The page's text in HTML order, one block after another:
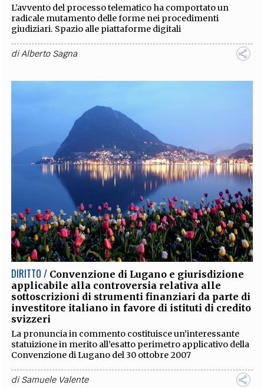
L’avvento del processo telematico ha comportato un
radicale mutamento delle forme nei procedimenti
giudiziari. Spazio alle piattaforme digitali
diAlberto Sagna
DIRITTO / Convenzione di Lugano e giurisdizione
applicabile alla controversia relativa alle
sottoscrizioni di strumenti finanziari da parte di
investitore italiano in favore di istituti di credito
svizzeri
La pronuncia in commento costituisce un’interessante
statuizione in merito all’esatto perimetro applicativo della
Convenzione di Lugano del 30 ottobre 2007
diSamuele Valente